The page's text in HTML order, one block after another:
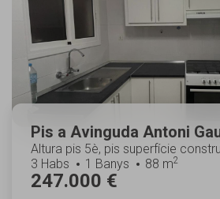
Pis a Avinguda Antoni
Altura pis 5è, pis superfície
84 m², núm. hab. individ.: 1,
3 Habs 1 Banys 88 m2
247.000 €